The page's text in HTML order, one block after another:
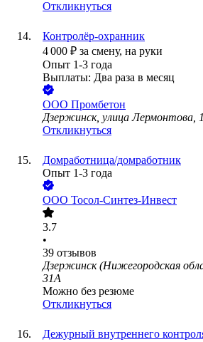
Откликнуться
Контролёр-охранник
4 000 ₽ за смену, на руки
Опыт 1-3 года
Выплаты: Два раза в месяц
ООО Промбетон
Дзержинск, улица Лермонтова,
Откликнуться
Домработница/домработник
Опыт 1-3 года
ООО Тосол-Синтез-Инвест
3.7
•
39 отзывов
Дзержинск (Нижегородская
31А
Можно без резюме
Откликнуться
Дежурный внутреннего